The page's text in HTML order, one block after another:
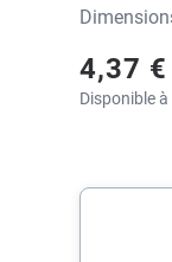
4,37 €
Disponible